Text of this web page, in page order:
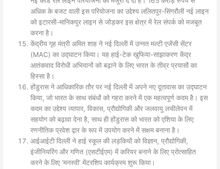
अधिक के बजट वाली इस परियोजना का उद्देश्य ललितपुर-सिंगरौली नई लाइन
को इटारसी-मानिकपुर लाइन से जोड़कर इस क्षेत्र में रेल संपर्क को मजबूत
करना है।
केंद्रीय गृह मंत्री अमित शाह ने नई दिल्ली में उन्नत मल्टी एजेंसी सेंटर
(MAC) का उद्घाटन किया। यह हाई-टेक खुफिया-साझाकरण केंद्र
आतंकवाद विरोधी अभियानों को बढ़ाने के लिए भारत के तीव्र प्रयासों का
हिस्सा है।
होंडुरास ने आधिकारिक तौर पर नई दिल्ली में अपने नए दूतावास का उद्घाटन
किया, जो भारत के साथ संबंधों को गहरा करने में एक महत्वपूर्ण कदम है। इस
कदम का उद्देश्य व्यापार, विकास, प्रौद्योगिकी और जलवायु लचीलेपन में
सहयोग को बढ़ावा देना है, साथ ही होंडुरास को भारत को एशिया के लिए
रणनीतिक प्रवेश द्वार के रूप में उपयोग करने में सक्षम बनाना है।
आईआईटी दिल्ली ने हाई स्कूल की लड़कियों को विज्ञान, प्रौद्योगिकी,
इंजीनियरिंग और गणित (एसटीईएम) में करियर बनाने के लिए प्रोत्साहित
करने के लिए ‘मनस्वी’ मेंटरशिप कार्यक्रम शुरू किया।